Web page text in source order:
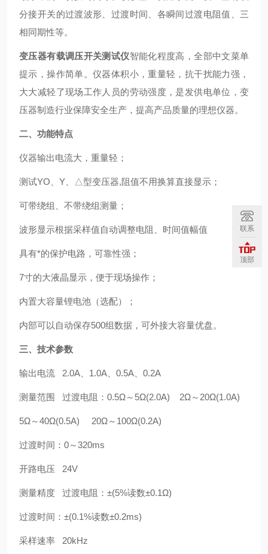
分接开关的过渡波形、过渡时间、各瞬间过渡电阻值、三
相同期性等。
变压器有载调压开关测试仪智能化程度高，全部中文菜单
提示，操作简单。仪器体积小，重量轻，抗干扰能力强，
大大减轻了现场工作人员的劳动强度，是发供电单位，变
压器制造行业保障安全生产，提高产品质量的理想仪器。
二、功能特点
仪器输出电流大，重量轻；
测试YO、Y、△型变压器,阻值不用换算直接显示；
可带绕组、不带绕组测量；
波形显示根据采样值自动调整电阻、时间值幅值
具有*的保护电路，可靠性强；
7寸的大液晶显示，便于现场操作；
内置大容量锂电池（选配）；
内部可以自动保存500组数据，可外接大容量优盘。
三、技术参数
输出电流 2.0A、1.0A、0.5A、0.2A
测量范围 过渡电阻：0.5Ω～5Ω(2.0A) 2Ω～20Ω(1.0A)
5Ω～40Ω(0.5A) 20Ω～100Ω(0.2A)
过渡时间：0～320ms
开路电压 24V
测量精度 过渡电阻：±(5%读数±0.1Ω)
过渡时间：±(0.1%读数±0.2ms)
采样速率 20kHz
联系
顶部